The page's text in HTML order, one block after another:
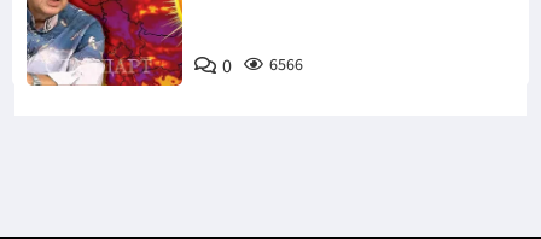
0 6566